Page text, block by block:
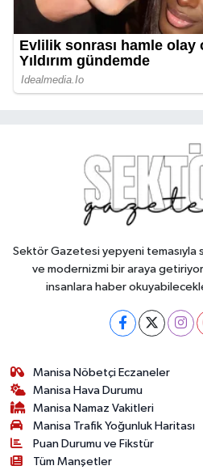
Sektör Gazetesi yepyeni temasıyla
ve modernizmi bir araya
insanlara haber
Manisa Nöbetçi Eczaneler
Manisa Hava Durumu
Manisa Namaz Vakitleri
Manisa Trafik Yoğunluk Haritası
Puan Durumu ve Fikstür
Tüm Manşetler